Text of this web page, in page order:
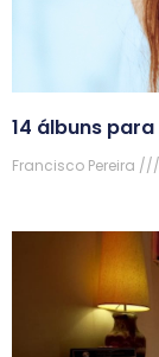
14 álbuns
Francisco Pereira